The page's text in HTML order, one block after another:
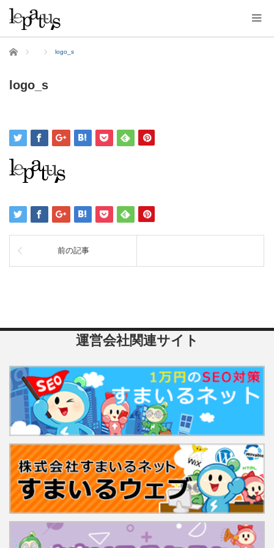
ホーム logo_s
logo_s
前の記事
運営会社関連サイト